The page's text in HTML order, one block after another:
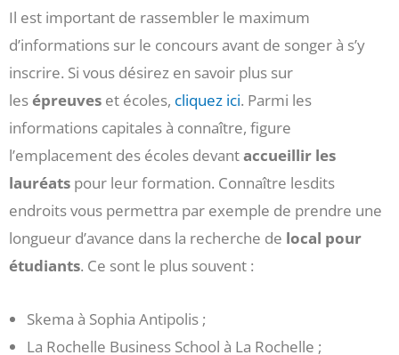
Il est important de rassembler le maximum
d’informations sur le concours avant de songer à s’y
inscrire. Si vous désirez en savoir plus sur
lesépreuves et écoles, cliquez ici. Parmi les
informations capitales à connaître, figure
l’emplacement des écoles devantaccueillir les
lauréats pour leur formation. Connaître lesdits
endroits vous permettra par exemple de prendre une
longueur d’avance dans la recherche de local pour
étudiants. Ce sont le plus souvent :
Skema à Sophia Antipolis ;
La Rochelle Business School à La Rochelle ;